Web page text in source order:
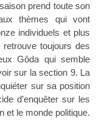
prend toute son
thèmes qui vont
individuels et plus
toujours des
Gôda qui semble
sur la section 9. La
sur sa position
d’enquêter sur les
et le monde politique.